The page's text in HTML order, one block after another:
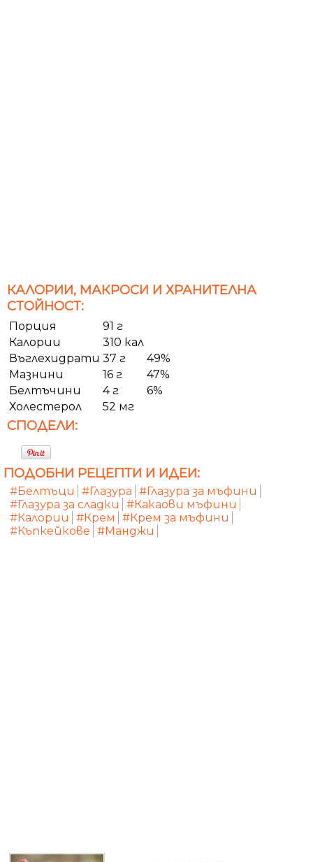
КАЛОРИИ, МАКРОСИ И ХРАНИТЕЛНА
СТОЙНОСТ:
Порция
91 г
Калории
310 кал
Въглехидрати 37 г
49%
Мазнини
16 г
47%
Белтъчини
4 г
6%
Холестерол
52 мг
СПОДЕЛИ:
ПОДОБНИ РЕЦЕПТИ И ИДЕИ:
#Белтъци #Глазура #Глазура за мъфини
#Глазура за сладки
#Какаови мъфини
#Калории
#Крем
#Крем за мъфини
#Къпкейкове #Манджи